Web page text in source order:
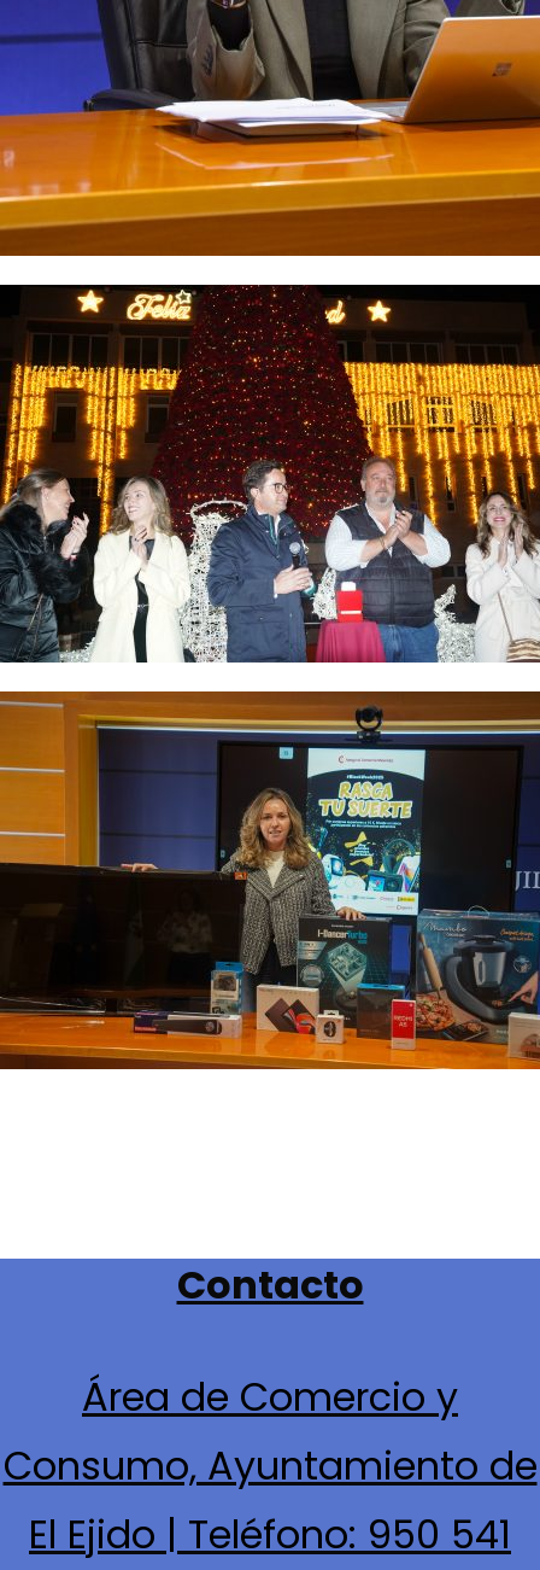
Contacto
Área de Comercio y
Consumo, Ayuntamiento de
El Ejido | Teléfono: 950 541